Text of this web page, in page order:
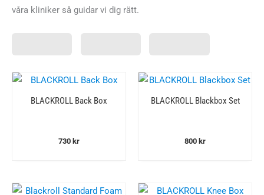
våra kliniker så guidar vi dig rätt.
BLACKROLL Back Box
730 kr
BLACKROLL Blackbox Set
800 kr